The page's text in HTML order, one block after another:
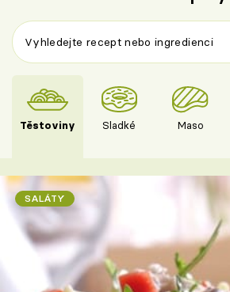
Těstoviny Sladké Maso
SALÁTY